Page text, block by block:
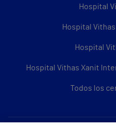
Hospital
Hospital
Hospital
Hospital Vithas Xanit
Todos los